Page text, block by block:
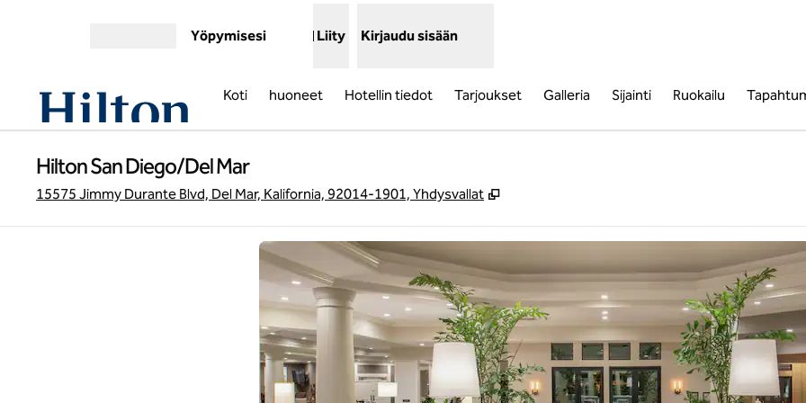
Yöpymisesi Liity Kirjaudu sisään
Koti huoneet Hotellin tiedot Tarjoukset Galleria Sijainti Ruokailu
Hilton San Diego/Del Mar
15575 Jimmy Durante Blvd, Del Mar, Kalifornia, 92014-1901, Yhdysvallat ,